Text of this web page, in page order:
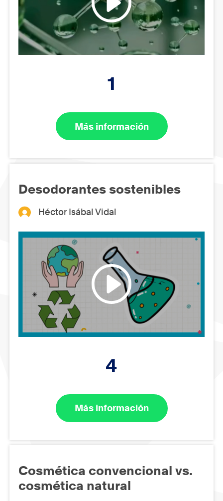
1
Más información
Desodorantes sostenibles
Héctor Isábal Vidal
4
Más información
Cosmética convencional vs.
cosmética natural